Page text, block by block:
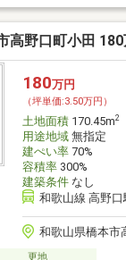
高野口町小田 180
180万円
（坪単価:3.50万円）
土地面積170.45m2
用途地域無指定
建ぺい率70%
容積率300%
建築条件なし
和歌山線 高野口
和歌山県橋本市
更地